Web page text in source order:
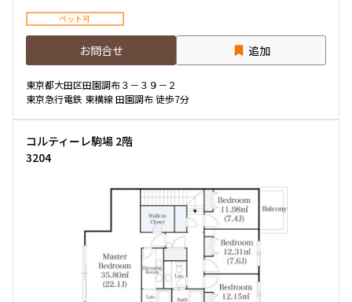
ペット可
お問合せ 追加
東京都大田区田園調布３－３９－２
東京急行電鉄 東横線 田園調布 徒歩7分
コルティーレ駒場 2階
3204